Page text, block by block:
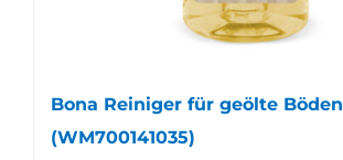
Bona Reiniger für geölte Böden
(WM700141035)